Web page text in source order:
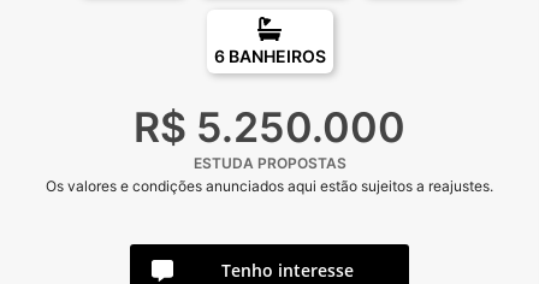
6 BANHEIROS
R$ 5.250.000
ESTUDA PROPOSTAS
Os valores e condições anunciados aqui estão sujeitos a reajustes.
Tenho interesse